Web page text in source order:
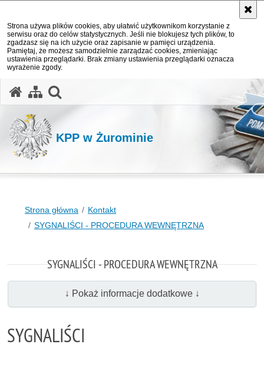
Strona używa plików cookies, aby ułatwić użytkownikom korzystanie z
serwisu oraz do celów statystycznych. Jeśli nie blokujesz tych plików, to
zgadzasz się na ich użycie oraz zapisanie w pamięci urządzenia.
Pamiętaj, że możesz samodzielnie zarządzać cookies, zmieniając
ustawienia przeglądarki. Brak zmiany ustawienia przeglądarki oznacza
wyrażenie zgody.
KPP w Żurominie
Strona główna
Kontakt
SYGNALIŚCI - PROCEDURA WEWNĘTRZNA
SYGNALIŚCI - PROCEDURA WEWNĘTRZNA
↓ Pokaż informacje dodatkowe ↓
SYGNALIŚCI